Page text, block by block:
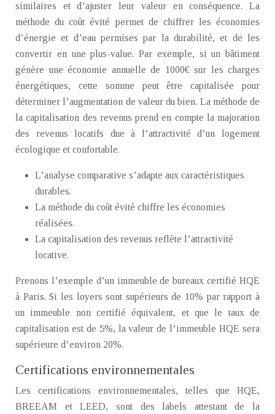
similaires et d’ajuster leur valeur en conséquence. La
méthode du coût évité permet de chiffrer les économies
d’énergie et d’eau permises par la durabilité, et de les
convertir en une plus-value. Par exemple, si un bâtiment
génère une économie annuelle de 1000€ sur les charges
énergétiques, cette somme peut être capitalisée pour
déterminer l’augmentation de valeur du bien. La méthode de
la capitalisation des revenus prend en compte la majoration
des revenus locatifs due à l’attractivité d’un logement
écologique et confortable.
L’analyse comparative s’adapte aux caractéristiques
durables.
La méthode du coût évité chiffre les économies
réalisées.
La capitalisation des revenus reflète l’attractivité
locative.
Prenons l’exemple d’un immeuble de bureaux certifié HQE
à Paris. Si les loyers sont supérieurs de 10% par rapport à
un immeuble non certifié équivalent, et que le taux de
capitalisation est de 5%, la valeur de l’immeuble HQE sera
supérieure d’environ 20%.
Certifications environnementales
Les certifications environnementales, telles que HQE,
BREEAM et LEED, sont des labels attestant de la